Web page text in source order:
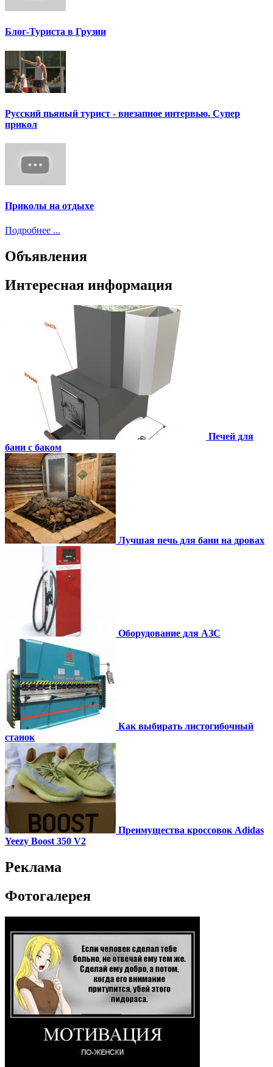
Блог-Туриста в Грузии
Русский пьяный турист - внезапное интервью. Супер
прикол
Приколы на отдыхе
Подробнее ...
Объявления
Интересная информация
Печей для
бани с баком
Лучшая печь для бани на дровах
Оборудование для АЗС
Как выбирать листогибочный
станок
Преимущества кроссовок Adidas
Yeezy Boost 350 V2
Реклама
Фотогалерея